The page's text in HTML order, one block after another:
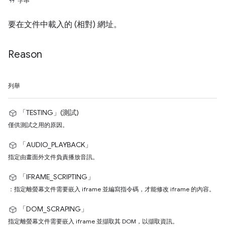
要在文件中載入的 (相對) 網址。
Reason
列舉
「TESTING」(測試)
僅供測試之用的原因。
「AUDIO_PLAYBACK」
指定由畫面外文件負責播放音訊。
「IFRAME_SCRIPTING」
：指定離螢幕文件需要嵌入 iframe 並編寫指令碼，才能修改 iframe 的內容。
「DOM_SCRAPING」
指定離螢幕文件需要嵌入 iframe 並擷取其 DOM，以擷取資訊。